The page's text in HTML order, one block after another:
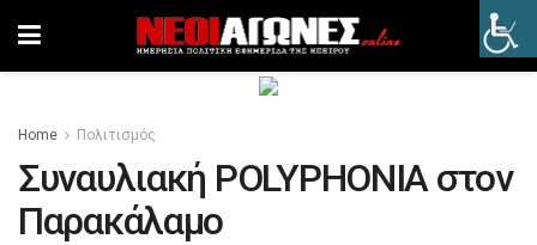
Home Πολιτισμός
Συναυλιακή POLYPHONIA στον
Παρακάλαμο